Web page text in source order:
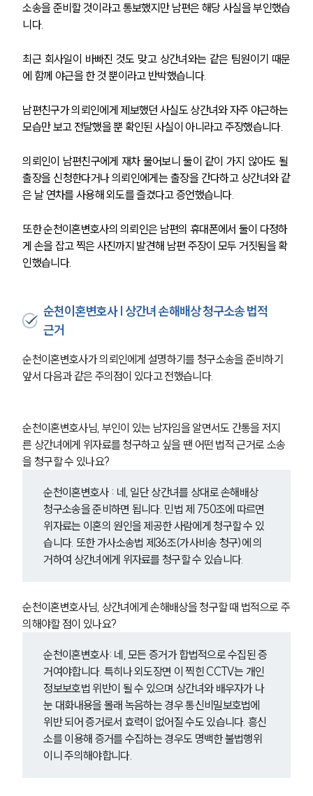
소송을 준비할 것이라고 통보했지만 남편은 해당 사실을 부인했습
니다.
최근 회사일이 바빠진 것도 맞고 상간녀와는 같은 팀원이기 때문
에 함께 야근을 한 것 뿐이라고 반박했습니다.
남편친구가 의뢰인에게 제보했던 사실도 상간녀와 자주 야근하는
모습만 보고 전달했을 뿐 확인된 사실이 아니라고 주장했습니다.
의뢰인이 남편친구에게 재차 물어보니 둘이 같이 가지 않아도 될
출장을 신청한다거나 의뢰인에게는 출장을 간다하고 상간녀와 같
은 날 연차를 사용해 외도를 즐겼다고 증언했습니다.
또한 순천이혼변호사의 의뢰인은 남편의 휴대폰에서 둘이 다정하
게 손을 잡고 찍은 사진까지 발견해 남편 주장이 모두 거짓됨을 확
인했습니다.
순천이혼변호사 | 상간녀 손해배상 청구소송 법적
근거
순천이혼변호사가 의뢰인에게 설명하기를 청구소송을 준비하기
앞서 다음과 같은 주의점이 있다고 전했습니다.
순천이혼변호사님, 부인이 있는 남자임을 알면서도 간통을 저지
른 상간녀에게 위자료를 청구하고 싶을 땐 어떤 법적 근거로 소송
을 청구할 수 있나요?
순천이혼변호사 : 네, 일단 상간녀를 상대로 손해배상
청구소송을 준비하면 됩니다. 민법 제 750조에 따르면
위자료는 이혼의 원인을 제공한 사람에게 청구할 수 있
습니다. 또한 가사소송법 제36조(가사비송 청구)에 의
거하여 상간녀에게 위자료를 청구할 수 있습니다.
순천이혼변호사님, 상간녀에게 손해배상을 청구할 때 법적으로 주
의해야할 점이 있나요?
순천이혼변호사: 네, 모든 증거가 합법적으로 수집된 증
거여야합니다. 특히나 외도장면 이 찍힌 CCTV는 개인
정보보호법 위반이 될 수 있으며 상간녀와 배우자가 나
눈 대화내용을 몰래 녹음하는 경우 통신비밀보호법에
위반 되어 증거로서 효력이 없어질 수도 있습니다. 흥신
소를 이용해 증거를 수집하는 경우도 명백한 불법행위
이니 주의해야합니다.